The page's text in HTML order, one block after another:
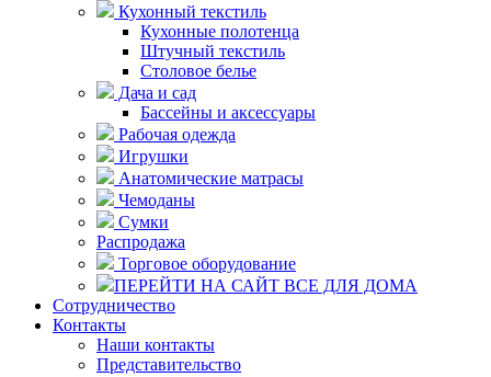
Кухонный текстиль
Кухонные полотенца
Штучный текстиль
Столовое белье
Дача и сад
Бассейны и аксессуары
Рабочая одежда
Игрушки
Анатомические матрасы
Чемоданы
Сумки
Распродажа
Торговое оборудование
ПЕРЕЙТИ НА САЙТ ВСЕ ДЛЯ ДОМА
Сотрудничество
Контакты
Наши контакты
Представительство